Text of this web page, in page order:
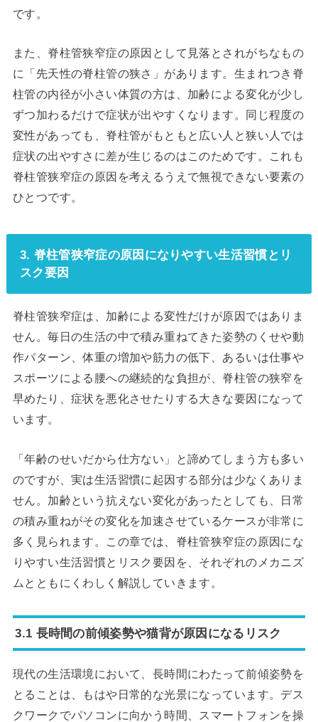
です。
また、脊柱管狭窄症の原因として見落とされがちなもの
に「先天性の脊柱管の狭さ」があります。生まれつき脊
柱管の内径が小さい体質の方は、加齢による変化が少し
ずつ加わるだけで症状が出やすくなります。同じ程度の
変性があっても、脊柱管がもともと広い人と狭い人では
症状の出やすさに差が生じるのはこのためです。これも
脊柱管狭窄症の原因を考えるうえで無視できない要素の
ひとつです。
3. 脊柱管狭窄症の原因になりやすい生活習慣とリ
スク要因
脊柱管狭窄症は、加齢による変性だけが原因ではありま
せん。毎日の生活の中で積み重ねてきた姿勢のくせや動
作パターン、体重の増加や筋力の低下、あるいは仕事や
スポーツによる腰への継続的な負担が、脊柱管の狭窄を
早めたり、症状を悪化させたりする大きな要因になって
います。
「年齢のせいだから仕方ない」と諦めてしまう方も多い
のですが、実は生活習慣に起因する部分は少なくありま
せん。加齢という抗えない変化があったとしても、日常
の積み重ねがその変化を加速させているケースが非常に
多く見られます。この章では、脊柱管狭窄症の原因にな
りやすい生活習慣とリスク要因を、それぞれのメカニズ
ムとともにくわしく解説していきます。
3.1 長時間の前傾姿勢や猫背が原因になるリスク
現代の生活環境において、長時間にわたって前傾姿勢を
とることは、もはや日常的な光景になっています。デス
クワークでパソコンに向かう時間、スマートフォンを操